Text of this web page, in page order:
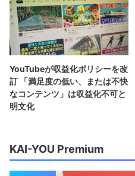
YouTubeが収益化ポリシーを改
訂 「満足度の低い、または不快
なコンテンツ」は収益化不可と
明文化
KAI-YOU Premium